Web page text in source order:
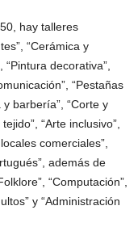
hay talleres
“Cerámica y
decorativa”,
“Pestañas
barbería”, “Corte y
“Arte inclusivo”,
comerciales”,
además de
“Computación”,
y “Administración